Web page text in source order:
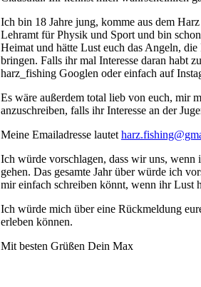
Ich bin 18 Jahre jung, komme aus dem
Lehramt für Physik und Sport und bin
Heimat und hätte Lust euch das Angeln,
bringen. Falls ihr mal Interesse daran habt
harz_fishing Googlen oder einfach auf
Es wäre außerdem total lieb von euch, mir
anzuschreiben, falls ihr Interesse an der
Meine Emailadresse lautet
Ich würde vorschlagen, dass wir uns, wenn
gehen. Das gesamte Jahr über würde ich
mir einfach schreiben könnt, wenn ihr Lust
Ich würde mich über eine Rückmeldung
erleben können.
Mit besten Grüßen Dein Max